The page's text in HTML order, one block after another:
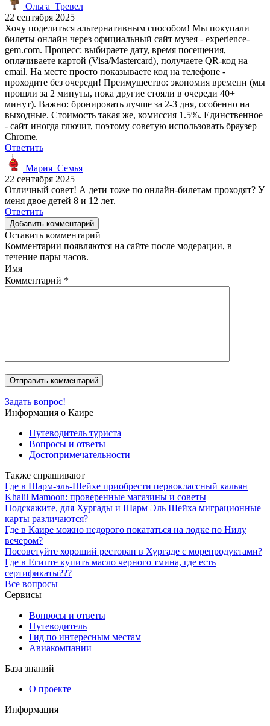
Ольга_Тревел
22 сентября 2025
Хочу поделиться альтернативным способом! Мы покупали
билеты онлайн через официальный сайт музея - experience-
gem.com. Процесс: выбираете дату, время посещения,
оплачиваете картой (Visa/Mastercard), получаете QR-код на
email. На месте просто показываете код на телефоне -
проходите без очереди! Преимущество: экономия времени (мы
прошли за 2 минуты, пока другие стояли в очереди 40+
минут). Важно: бронировать лучше за 2-3 дня, особенно на
выходные. Стоимость такая же, комиссия 1.5%. Единственное
- сайт иногда глючит, поэтому советую использовать браузер
Chrome.
Ответить
Мария_Семья
22 сентября 2025
Отличный совет! А дети тоже по онлайн-билетам проходят? У
меня двое детей 8 и 12 лет.
Ответить
Добавить комментарий
Оставить комментарий
Комментарии появляются на сайте после модерации, в
течение пары часов.
Имя
Комментарий *
Задать вопрос!
Информация о Каире
Путеводитель туриста
Вопросы и ответы
Достопримечательности
Также спрашивают
Где в Шарм-эль-Шейхе приобрести первоклассный кальян
Khalil Mamoon: проверенные магазины и советы
Подскажите, для Хургады и Шарм Эль Шейха миграционные
карты различаются?
Где в Каире можно недорого покататься на лодке по Нилу
вечером?
Посоветуйте хороший ресторан в Хургаде с морепродуктами?
Где в Египте купить масло черного тмина, где есть
сертификаты???
Все вопросы
Сервисы
Вопросы и ответы
Путеводитель
Гид по интересным местам
Авиакомпании
База знаний
О проекте
Информация